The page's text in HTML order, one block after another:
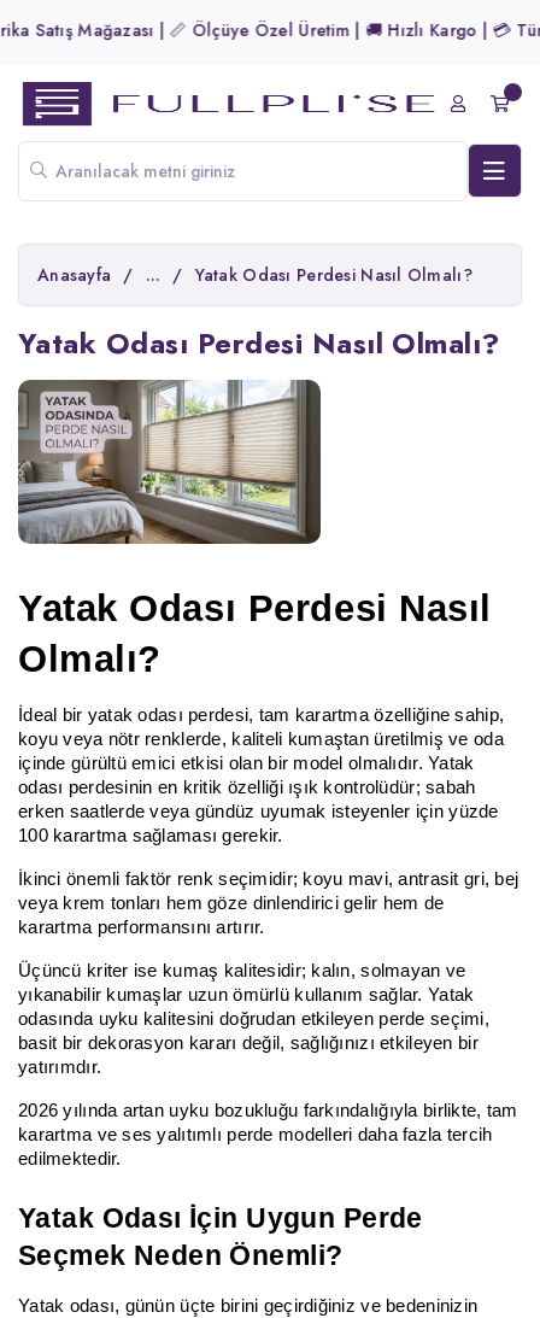
Satış Mağazası | 📏 Ölçüye Özel Üretim | 🚚 Hızlı Kargo | 💳 Tüm
Anasayfa / ... / Yatak Odası Perdesi Nasıl Olmalı?
Yatak Odası Perdesi Nasıl Olmalı?
Yatak Odası Perdesi Nasıl
Olmalı?
İdeal bir yatak odası perdesi, tam karartma özelliğine sahip,
koyu veya nötr renklerde, kaliteli kumaştan üretilmiş ve oda
içinde gürültü emici etkisi olan bir model olmalıdır. Yatak
odası perdesinin en kritik özelliği ışık kontrolüdür; sabah
erken saatlerde veya gündüz uyumak isteyenler için yüzde
100 karartma sağlaması gerekir.
İkinci önemli faktör renk seçimidir; koyu mavi, antrasit gri, bej
veya krem tonları hem göze dinlendirici gelir hem de
karartma performansını artırır.
Üçüncü kriter ise kumaş kalitesidir; kalın, solmayan ve
yıkanabilir kumaşlar uzun ömürlü kullanım sağlar. Yatak
odasında uyku kalitesini doğrudan etkileyen perde seçimi,
basit bir dekorasyon kararı değil, sağlığınızı etkileyen bir
yatırımdır.
2026 yılında artan uyku bozukluğu farkındalığıyla birlikte, tam
karartma ve ses yalıtımlı perde modelleri daha fazla tercih
edilmektedir.
Yatak Odası İçin Uygun Perde
Seçmek Neden Önemli?
Yatak odası, günün üçte birini geçirdiğiniz ve bedeninizin